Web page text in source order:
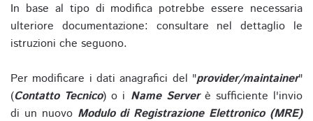
In base al tipo di modifica potrebbe essere necessaria
ulteriore documentazione: consultare nel dettaglio le
istruzioni che seguono.
Per modificare i dati anagrafici del "provider/maintainer"
(Contatto Tecnico) o i Name Serverè sufficiente l'invio
di un nuovo Modulo di Registrazione Elettronico (MRE)